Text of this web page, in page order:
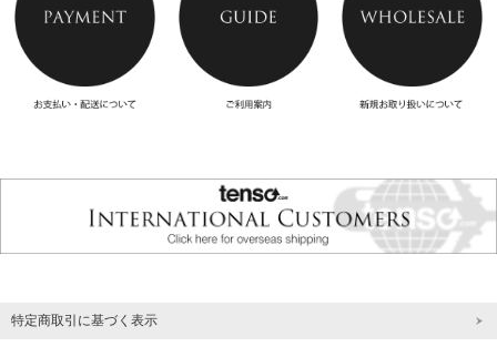
特定商取引に基づく表示